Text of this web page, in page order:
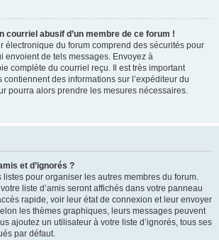
courriel abusif d’un membre de ce forum !
électronique du forum comprend des sécurités pour
envoient de tels messages. Envoyez à
complète du courriel reçu. Il est très important
contiennent des informations sur l’expéditeur du
pourra alors prendre les mesures nécessaires.
et d’ignorés ?
listes pour organiser les autres membres du forum.
liste d’amis seront affichés dans votre panneau
rapide, voir leur état de connexion et leur envoyer
les thèmes graphiques, leurs messages peuvent
ajoutez un utilisateur à votre liste d’ignorés, tous ses
par défaut.